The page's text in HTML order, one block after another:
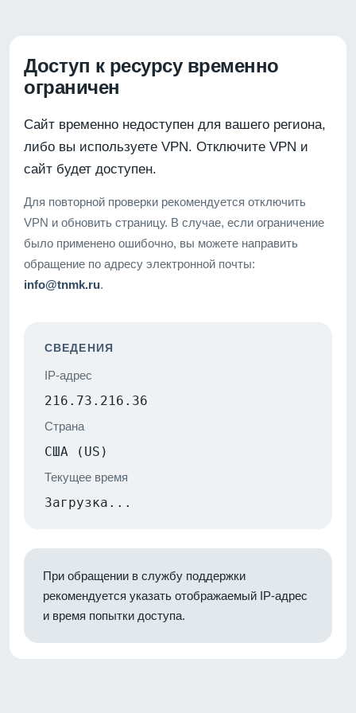
Доступ к ресурсу временно
ограничен
Сайт временно недоступен для вашего региона,
либо вы используете VPN. Отключите VPN и
сайт будет доступен.
Для повторной проверки рекомендуется отключить
VPN и обновить страницу. В случае, если ограничение
было применено ошибочно, вы можете направить
обращение по адресу электронной почты:
info@tnmk.ru.
СВЕДЕНИЯ
IP-адрес
216.73.216.36
Страна
США (US)
Текущее время
Загрузка...
При обращении в службу поддержки
рекомендуется указать отображаемый IP-адрес
и время попытки доступа.